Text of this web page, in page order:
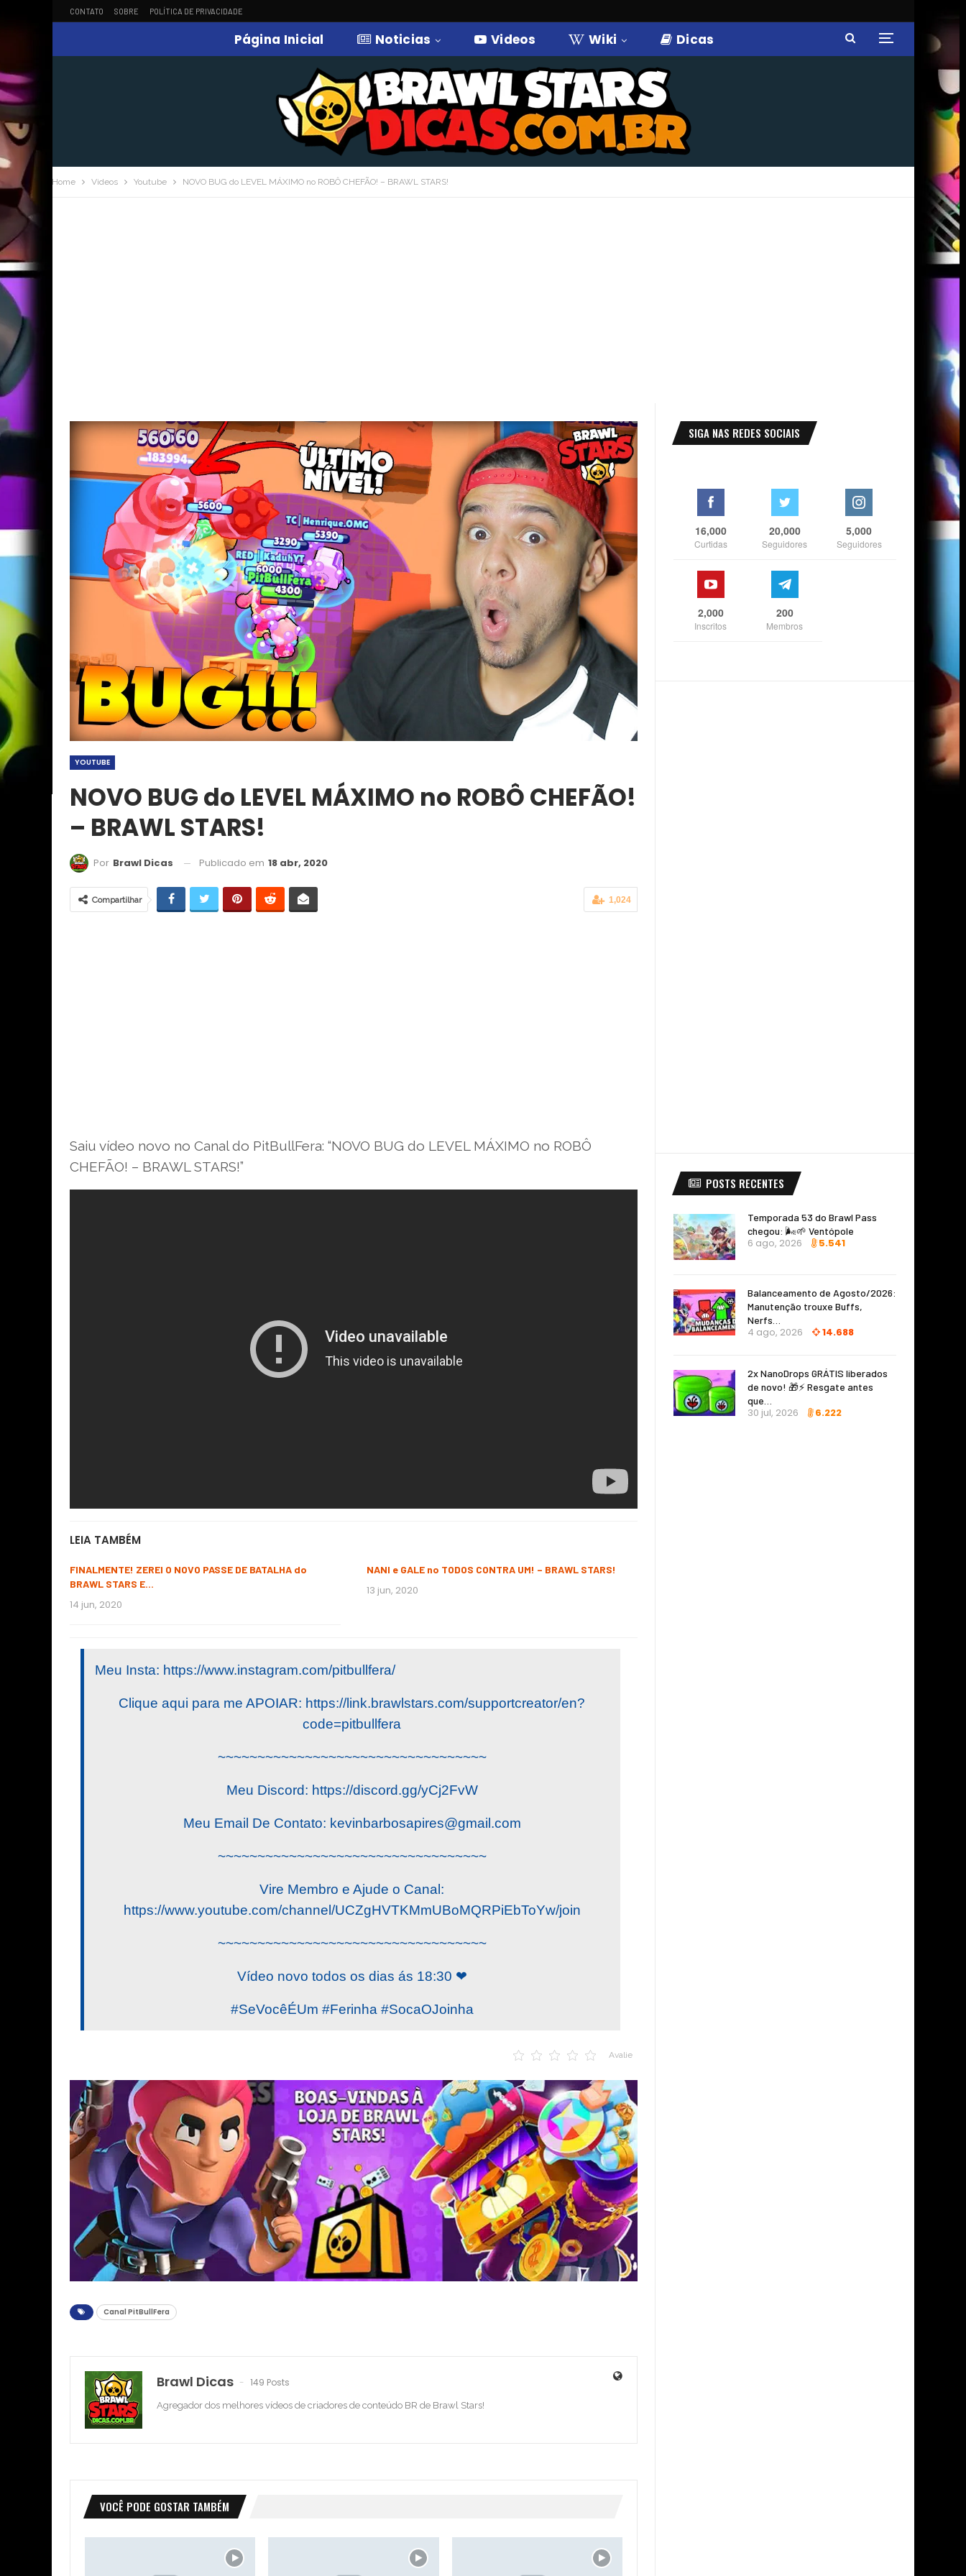
CONTATO SOBRE POLÍTICA DE PRIVACIDADE
Página Inicial Noticias Videos Wiki Dicas
Home Videos Youtube NOVO BUG do LEVEL MÁXIMO no ROBÔ CHEFÃO! – BRAWL STARS!
YOUTUBE
NOVO BUG do LEVEL MÁXIMO no ROBÔ CHEFÃO!
– BRAWL STARS!
Por Brawl Dicas Publicado em 18 abr, 2020
1,024
Compartilhar
Saiu vídeo novo no Canal do PitBullFera: “NOVO BUG do LEVEL MÁXIMO no ROBÔ
CHEFÃO! – BRAWL STARS!”
LEIA TAMBÉM
FINALMENTE! ZEREI O NOVO PASSE DE BATALHA do
BRAWL STARS E…
14 jun, 2020
NANI e GALE no TODOS CONTRA UM! – BRAWL STARS!
13 jun, 2020
Meu Insta: https://www.instagram.com/pitbullfera/
Clique aqui para me APOIAR: https://link.brawlstars.com/supportcreator/en?
code=pitbullfera
~~~~~~~~~~~~~~~~~~~~~~~~~~~~~~~~~~
Meu Discord: https://discord.gg/yCj2FvW
Meu Email De Contato: kevinbarbosapires@gmail.com
~~~~~~~~~~~~~~~~~~~~~~~~~~~~~~~~~~
Vire Membro e Ajude o Canal:
https://www.youtube.com/channel/UCZgHVTKMmUBoMQRPiEbToYw/join
~~~~~~~~~~~~~~~~~~~~~~~~~~~~~~~~~~
Vídeo novo todos os dias ás 18:30 ❤
#SeVocêÉUm #Ferinha #SocaOJoinha
Avalie
Canal PitBullFera
Brawl Dicas 149 Posts
Agregador dos melhores vídeos de criadores de conteúdo BR de Brawl Stars!
VOCÊ PODE GOSTAR TAMBÉM
SIGA NAS REDES SOCIAIS
16,000
Curtidas
20,000
Seguidores
5,000
Seguidores
2,000
Inscritos
200
Membros
POSTS RECENTES
Temporada 53 do Brawl Pass
chegou: 🌬️🌱 Ventópole
6 ago, 2026 5.541
Balanceamento de Agosto/2026:
Manutenção trouxe Buffs,
Nerfs…
4 ago, 2026 14.688
2x NanoDrops GRÁTIS liberados
de novo! 🎁⚡ Resgate antes
que…
30 jul, 2026 6.222